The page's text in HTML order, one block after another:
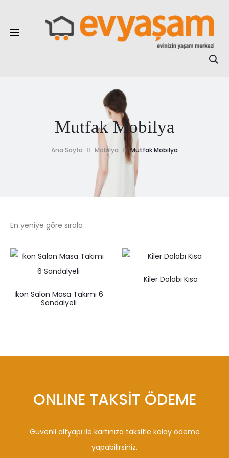
Mutfak Mobilya
Ana Sayfa Mobilya Mutfak Mobilya
İkon Salon Masa Takımı 6
Sandalyeli
Kiler Dolabı Kısa
ONLINE TAKSİT ÖDEME
Güvenli altyapı ile kartınıza taksitle kolay ödeme
yapabilirsiniz.